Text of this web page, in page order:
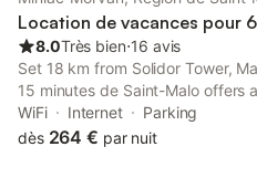
Location de vacances pour
8.0Très bien⋅16 avis
Set 18 km from Solidor Tower,
15 minutes de Saint-Malo offers
and free private parking.
WiFi Internet
Parking
dès 264 € par nuit